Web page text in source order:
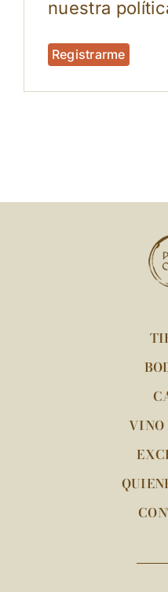
nuestra
Registrarme
VINO